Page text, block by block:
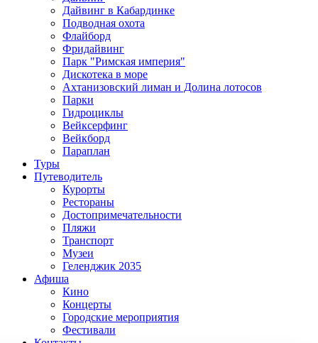
Дайвинг в Кабардинке
Подводная охота
Флайборд
Фридайвинг
Парк "Римская империя"
Дискотека в море
Ахтанизовский лиман и Долина лотосов
Парки
Гидроциклы
Вейксерфинг
Вейкборд
Параплан
Туры
Путеводитель
Курорты
Рестораны
Достопримечательности
Пляжи
Транспорт
Музеи
Геленджик 2035
Афиша
Кино
Концерты
Городские мероприятия
Фестивали